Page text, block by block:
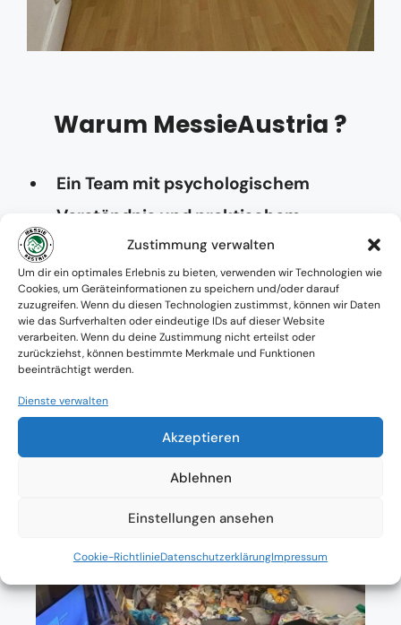
Zustimmung verwalten
Um dir ein optimales Erlebnis zu bieten, verwenden wir Technologien wie
Cookies, um Geräteinformationen zu speichern und/oder darauf
zuzugreifen. Wenn du diesen Technologien zustimmst, können wir Daten
wie das Surfverhalten oder eindeutige IDs auf dieser Website
verarbeiten. Wenn du deine Zustimmung nicht erteilst oder
zurückziehst, können bestimmte Merkmale und Funktionen
beeinträchtigt werden.
Dienste verwalten
Akzeptieren
Ablehnen
Einstellungen ansehen
Cookie-RichtlinieDatenschutzerklärungImpressum
Warum MessieAustria ?
Ein Team mit psychologischem
Verständnis und praktischem
Know-how
Verfügbarkeit: Österreichweit
Absolute Diskretion & keine
Zusammenarbeit mit Ämtern ohne
Einverständnis